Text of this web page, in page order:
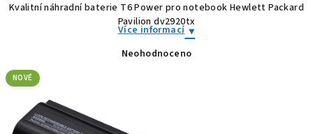
Kvalitní náhradní baterie T6 Power pro notebook Hewlett Packard
Pavilion dv2920tx
Více informací
Průměrné
Neohodnoceno
NOVÉ